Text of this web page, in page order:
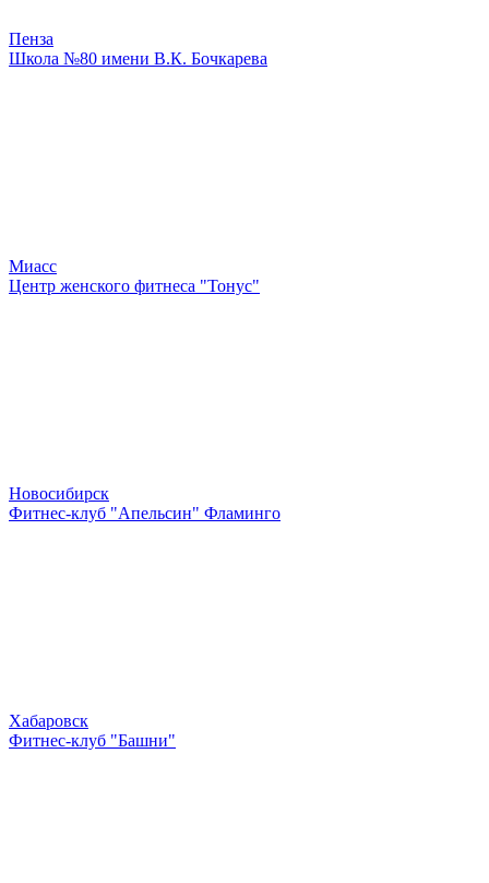
Пенза
Школа №80 имени В.К. Бочкарева
Миасс
Центр женского фитнеса "Тонус"
Новосибирск
Фитнес-клуб "Апельсин" Фламинго
Хабаровск
Фитнес-клуб "Башни"